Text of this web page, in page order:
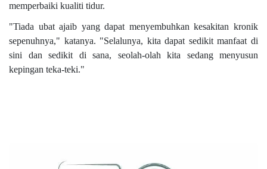
memperbaiki kualiti tidur.
"Tiada ubat ajaib yang dapat menyembuhkan kesakitan kronik
sepenuhnya," katanya. "Selalunya, kita dapat sedikit manfaat di
sini dan sedikit di sana, seolah-olah kita sedang menyusun
kepingan teka-teki."